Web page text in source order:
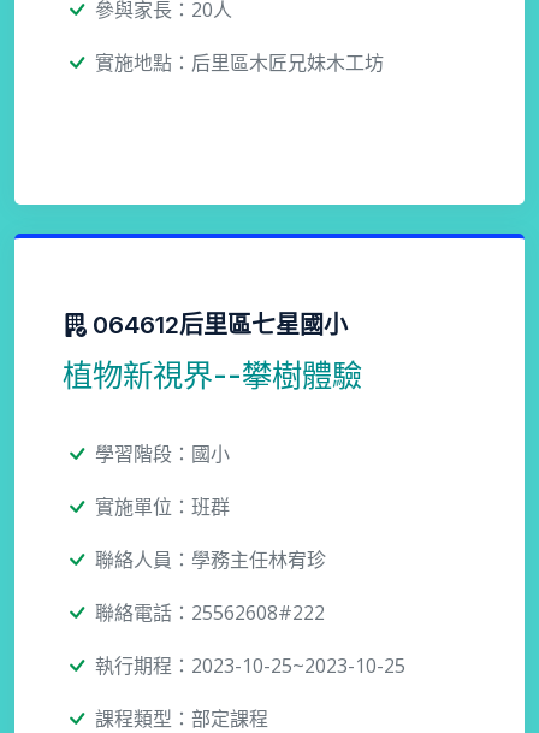
參與家長：20人
實施地點：后里區木匠兄妹木工坊
064612后里區七星國小
植物新視界--攀樹體驗
學習階段：國小
實施單位：班群
聯絡人員：學務主任林宥珍
聯絡電話：25562608#222
執行期程：2023-10-25~2023-10-25
課程類型：部定課程